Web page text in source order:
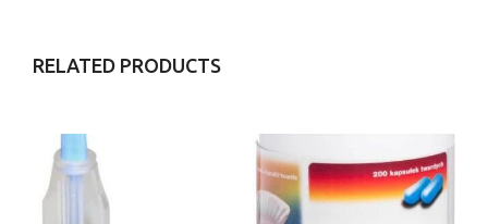
RELATED PRODUCTS